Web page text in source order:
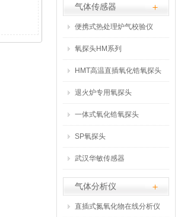
气体传感器
便携式热处理炉气校验仪
氧探头HM系列
HMT高温直插氧化锆氧探头
退火炉专用氧探头
一体式氧化锆氧探头
SP氧探头
武汉华敏传感器
气体分析仪
直插式氮氧化物在线分析仪